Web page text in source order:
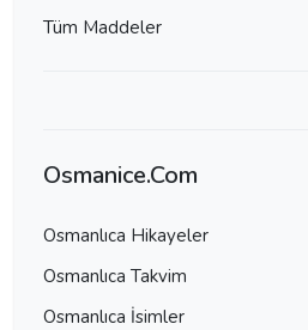
Tüm Maddeler
Osmanice.Com
Osmanlıca Hikayeler
Osmanlıca Takvim
Osmanlıca İsimler